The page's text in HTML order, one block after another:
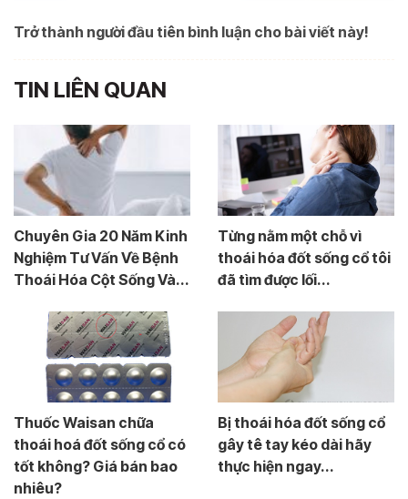
Trở thành người đầu tiên bình luận cho bài viết này!
TIN LIÊN QUAN
Chuyên Gia 20 Năm Kinh
Nghiệm Tư Vấn Về Bệnh
Thoái Hóa Cột Sống Và...
Từng nằm một chỗ vì
thoái hóa đốt sống cổ tôi
đã tìm được lối...
Thuốc Waisan chữa
thoái hoá đốt sống cổ có
tốt không? Giá bán bao
nhiêu?
Bị thoái hóa đốt sống cổ
gây tê tay kéo dài hãy
thực hiện ngay...